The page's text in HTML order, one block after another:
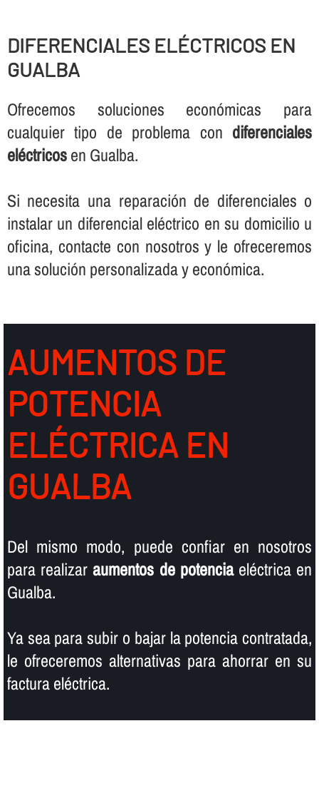
DIFERENCIALES ELÉCTRICOS EN
GUALBA
Ofrecemos soluciones económicas para
cualquier tipo de problema con diferenciales
eléctricosen Gualba.
Si necesita una reparación de diferenciales o
instalar un diferencial eléctrico en su domicilio u
oficina, contacte con nosotros y le ofreceremos
una solución personalizada y económica.
AUMENTOS DE
POTENCIA
ELÉCTRICA EN
GUALBA
Del mismo modo, puede confiar en nosotros
para realizaraumentos de potenciaeléctrica en
Gualba.
Ya sea para subir o bajar la potencia contratada,
le ofreceremos alternativas para ahorrar en su
factura eléctrica.